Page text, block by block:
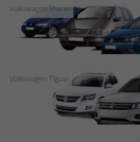
Volkswagen Sharan
Volkswagen Tiguan